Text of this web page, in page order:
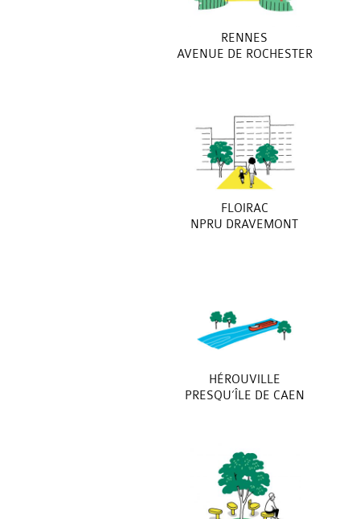
RENNES
AVENUE DE ROCHESTER
FLOIRAC
NPRU DRAVEMONT
HÉROUVILLE
PRESQU’ÎLE DE CAEN